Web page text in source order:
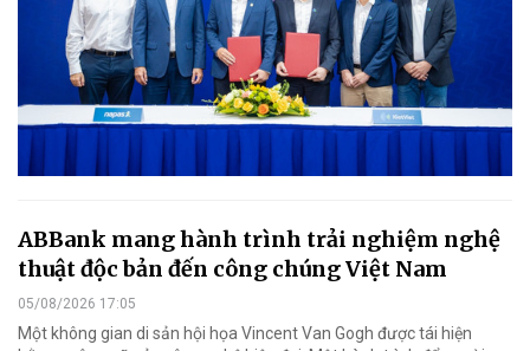
ABBank mang hành trình trải nghiệm nghệ
thuật độc bản đến công chúng Việt Nam
05/08/2026 17:05
Một không gian di sản hội họa Vincent Van Gogh được tái hiện